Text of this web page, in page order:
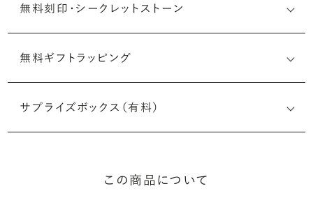
無料刻印・ シークレットストーン
刻印メッセージ：アルファベット6文字まで刻印可能
印することができます。注文前だけでなく購入後の刻印も、
リングに初めて施す初回の刻印は、無料にて承ります（デザ
細は「商品仕様」欄をご確認ください）。
無料ギフトラッピング
サプライズボックス（有料）
この商品について